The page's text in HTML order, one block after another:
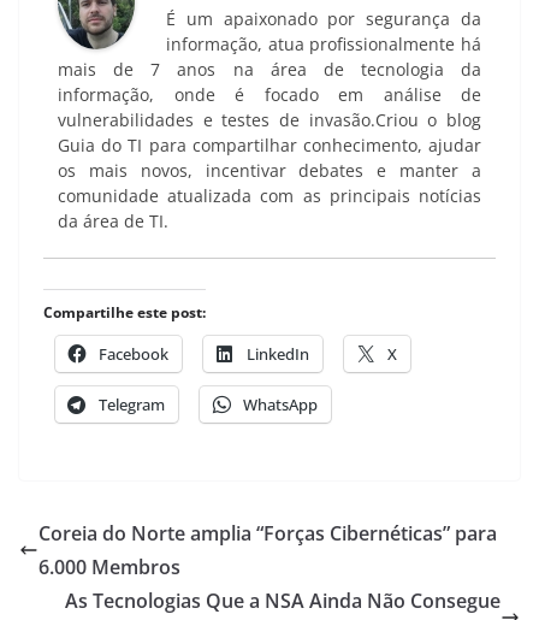
É um apaixonado por segurança da
informação, atua profissionalmente há
mais de 7 anos na área de tecnologia da
informação, onde é focado em análise de
vulnerabilidades e testes de invasão.Criou o blog
Guia do TI para compartilhar conhecimento, ajudar
os mais novos, incentivar debates e manter a
comunidade atualizada com as principais notícias
da área de TI.
Compartilhe este post:
Facebook LinkedIn X
Telegram WhatsApp
Coreia do Norte amplia “Forças Cibernéticas” para
6.000 Membros
As Tecnologias Que a NSA Ainda Não Consegue